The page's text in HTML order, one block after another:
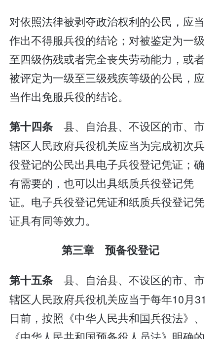
对依照法律被剥夺政治权利的公民，应当
作出不得服兵役的结论；对被鉴定为一级
至四级伤残或者完全丧失劳动能力，或者
被评定为一级至三级残疾等级的公民，应
当作出免服兵役的结论。
第十四条县、自治县、不设区的市、市
辖区人民政府兵役机关应当为完成初次兵
役登记的公民出具电子兵役登记凭证；确
有需要的，也可以出具纸质兵役登记凭
证。电子兵役登记凭证和纸质兵役登记凭
证具有同等效力。
第三章 预备役登记
第十五条县、自治县、不设区的市、市
辖区人民政府兵役机关应当于每年10月31
日前，按照《中华人民共和国兵役法》、